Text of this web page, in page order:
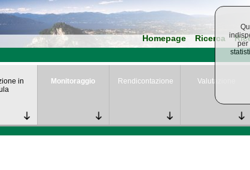
Homepage Ricerca
in
Monitoraggio Rendicontazione Valutazione
per